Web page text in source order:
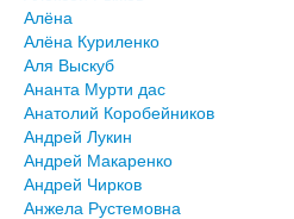
Алёна
Алёна Куриленко
Аля Выскуб
Ананта Мурти дас
Анатолий Коробейников
Андрей Лукин
Андрей Макаренко
Андрей Чирков
Анжела Рустемовна